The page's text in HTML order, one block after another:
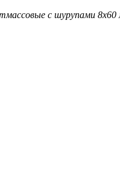
с шурупами